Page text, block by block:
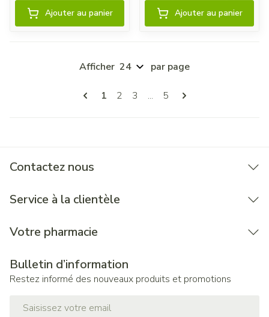
Ajouter au panier Ajouter au panier
Pages
Vous lisez actuellement la page
1 Page
2 Page
3 ... Page
5
Afficher par page
Contactez nous
Service à la clientèle
Votre pharmacie
Bulletin d’information
Restez informé des nouveaux produits et promotions